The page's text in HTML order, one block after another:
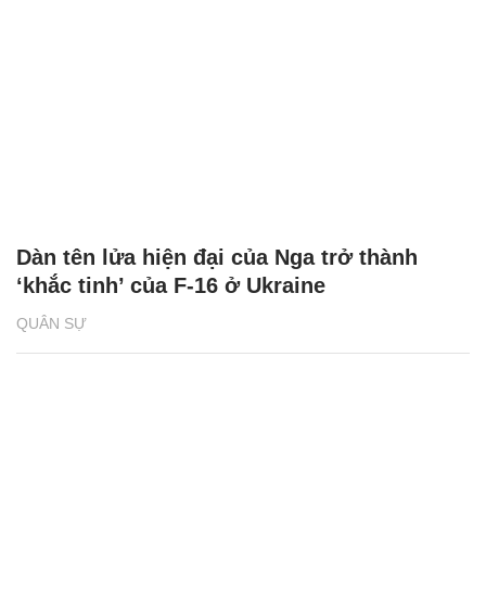
QUÂN SỰ
Dàn tên lửa hiện đại của Nga trở thành
‘khắc tinh’ của F-16 ở Ukraine